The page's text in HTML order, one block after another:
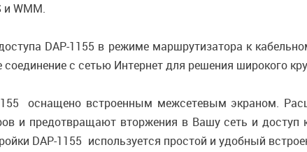
и WMM.
DAP-1155 в режиме маршрутизатора к
с сетью Интернет для решения широкого
оснащено встроенным межсетевым экраном.
и предотвращают вторжения в Вашу сеть и
DAP-1155 используется простой и удобный